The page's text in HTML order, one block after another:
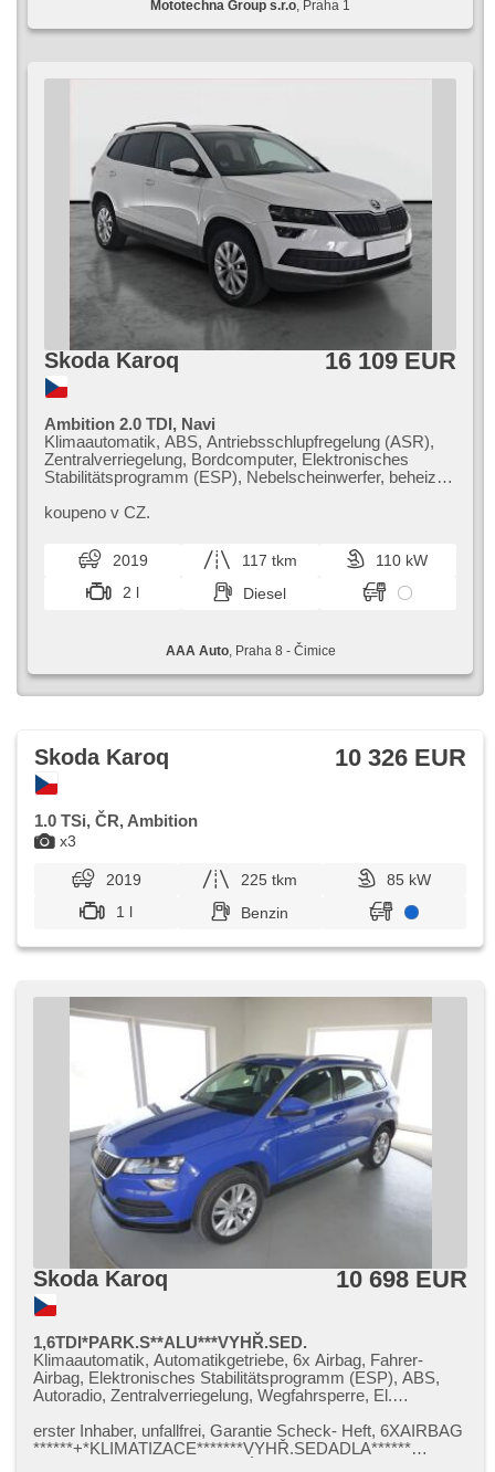
Mototechna Group s.r.o , Praha 1
Skoda Karoq 16 109 EUR
Ambition 2.0 TDI, Navi
Klimaautomatik, ABS, Antriebsschlupfregelung (ASR),
Zentralverriegelung, Bordcomputer, Elektronisches
Stabilitätsprogramm (ESP), Nebelscheinwerfer, beheizte
Anhängerkupplung, Reifendrucksensor, USB, beheizte
Seitenscheiben, Dachträger, Autoradio, Handgetriebe
koupeno v CZ.
2019 117 tkm
110 kW
2 l
Diesel
AAA Auto, Praha 8 - Čimice
x3
Skoda Karoq 10 326 EUR
1.0 TSi, ČR, Ambition
2019 225 tkm
85 kW
1 l
Benzin
Skoda Karoq 10 698 EUR
1,6TDI*PARK.S**ALU***VYHŘ.SED.
Klimaautomatik, Automatikgetriebe, 6x Airbag, Fahrer-
Airbag, Elektronisches Stabilitätsprogramm (ESP), ABS,
Autoradio, Zentralverriegelung, Wegfahrsperre, El.
Multifunktionslenkrad, Dachträger, Alufelgen,
höheneinstellbare Sitze, beheizte Sitze, Zentralverriegelung
erster Inhaber,​ unfallfrei,​ Garantie Scheck​- Heft,​ 6XAIRBAG​
*​*​*​*​*​*​+​*KLIMATIZACE​*​*​*​*​*​*​*VYHŘ.SEDADLA​*​*​*​*​*​*​